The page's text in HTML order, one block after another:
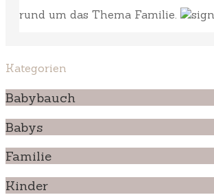
rund um das Thema Familie.
Kategorien
Babybauch
Babys
Familie
Kinder